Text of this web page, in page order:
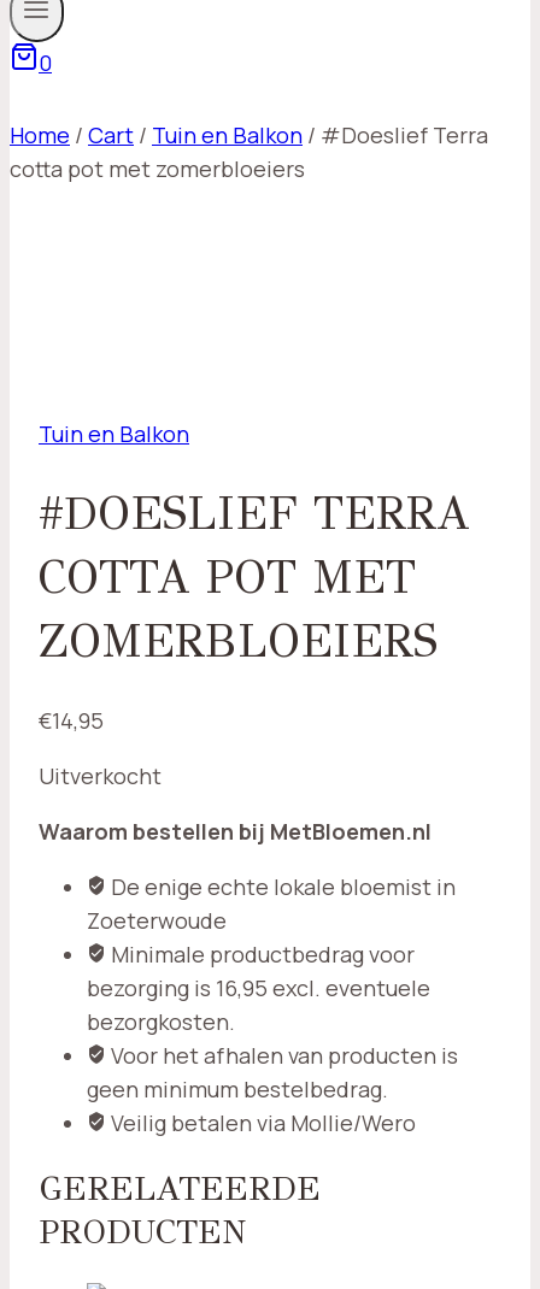
0
Home / Cart / Tuin en Balkon / #Doeslief Terra
cotta pot met zomerbloeiers
Tuin en Balkon
#DOESLIEF TERRA
COTTA POT MET
ZOMERBLOEIERS
€14,95
Uitverkocht
Waarom bestellen bij MetBloemen.nl
De enige echte lokale bloemist in
Zoeterwoude
Minimale productbedrag voor
bezorging is 16,95 excl. eventuele
bezorgkosten.
Voor het afhalen van producten is
geen minimum bestelbedrag.
Veilig betalen via Mollie/Wero
GERELATEERDE
PRODUCTEN